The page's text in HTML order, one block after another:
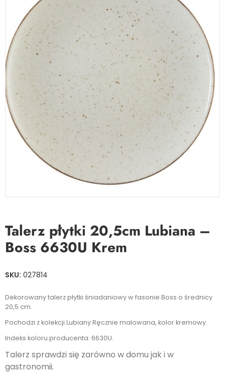
Talerz płytki 20,5cm Lubiana –
Boss 6630U Krem
SKU: 027814
Dekorowany talerz płytki śniadaniowy w fasonie Boss o średnicy
20,5 cm.
Pochodzi z kolekcji Lubiany Ręcznie malowana, kolor kremowy.
Indeks koloru producenta: 6630U.
Talerz sprawdzi się zarówno w domu jak i w
gastronomii.